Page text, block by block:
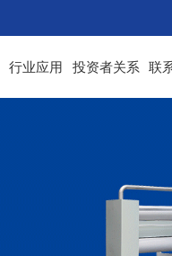
行业应用 投资者关系 联